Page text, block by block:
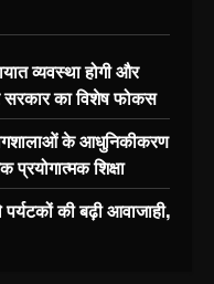
व्यवस्था होगी और
सरकार का विशेष फोकस
के आधुनिकीकरण
प्रयोगात्मक शिक्षा
की बढ़ी आवाजाही,